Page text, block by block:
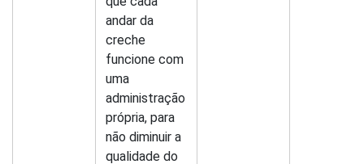
andar da
creche
funcione com
uma
administração
própria, para
não diminuir a
qualidade do